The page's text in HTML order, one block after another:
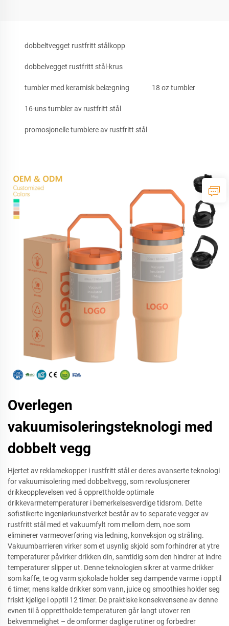
dobbeltvegget rustfritt stålkopp
dobbelvegget rustfritt stål-krus
tumbler med keramisk belægning 18 oz tumbler
16-uns tumbler av rustfritt stål
promosjonelle tumblere av rustfritt stål
Overlegen
vakuumisoleringsteknologi med
dobbelt vegg
Hjertet av reklamekopper i rustfritt stål er deres avanserte teknologi
for vakuumisolering med dobbeltvegg, som revolusjonerer
drikkeopplevelsen ved å opprettholde optimale
drikkevarmetemperaturer i bemerkelsesverdige tidsrom. Dette
sofistikerte ingeniørkunstverket består av to separate vegger av
rustfritt stål med et vakuumfylt rom mellom dem, noe som
eliminerer varmeoverføring via ledning, konveksjon og stråling.
Vakuumbarrieren virker som et usynlig skjold som forhindrer at ytre
temperaturer påvirker drikken din, samtidig som den hindrer at indre
temperaturer slipper ut. Denne teknologien sikrer at varme drikker
som kaffe, te og varm sjokolade holder seg dampende varme i opptil
6 timer, mens kalde drikker som vann, juice og smoothies holder seg
friskt kjølige i opptil 12 timer. De praktiske konsekvensene av denne
evnen til å opprettholde temperaturen går langt utover ren
bekvemmelighet – de omformer daglige rutiner og forbedrer